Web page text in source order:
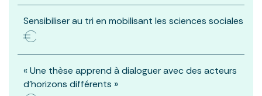
Sensibiliser au tri en mobilisant les sciences sociales
« Une thèse apprend à dialoguer avec des acteurs
d’horizons différents »